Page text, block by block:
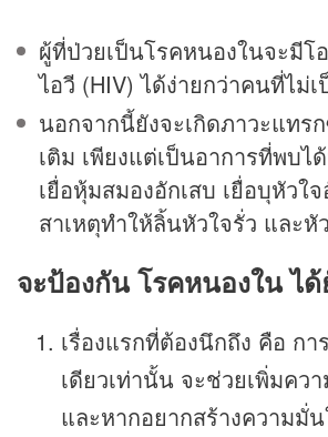
ผู้ที่ป่วยเป็นโรคหนองในจะมีโ
ไอวี (HIV) ได้ง่ายกว่าคนที่ไม่
นอกจากนี้ยังจะเกิดภาวะแทร
เติม เพียงแต่เป็นอาการที่พบไ
เยื่อหุ้มสมองอักเสบ เยื่อบุหัวใ
สาเหตุทำให้ลิ้นหัวใจรั่ว และหั
จะป้องกัน โรคหนองใน ได้
เรื่องแรกที่ต้องนึกถึง คือ ก
เดียวเท่านั้น จะช่วยเพิ่มคว
และหากอยากสร้างความมั่